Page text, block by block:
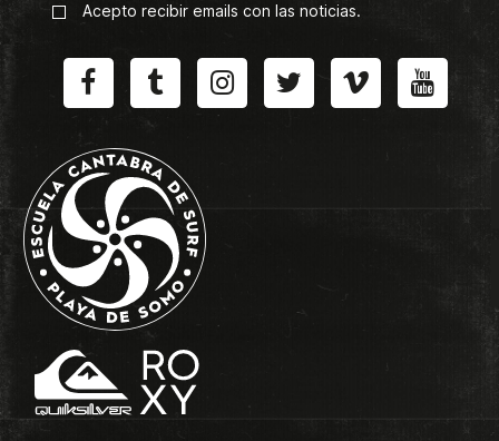
Acepto recibir emails con las noticias.